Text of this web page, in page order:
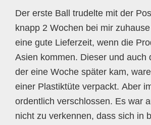
Der erste Ball trudelte mit der
knapp 2 Wochen bei mir
eine gute Lieferzeit, wenn die
Asien kommen. Dieser und auch
der eine Woche später kam,
einer Plastiktüte verpackt. Aber
ordentlich verschlossen. Es war
nicht zu verkennen, dass sich in